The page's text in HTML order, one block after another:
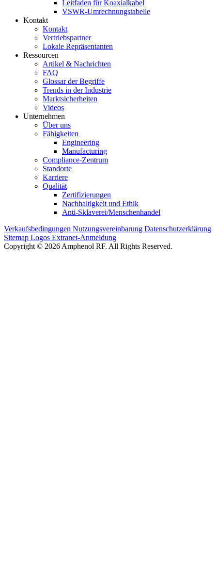
Leitfaden für Koaxialkabel
VSWR-Umrechnungstabelle
Kontakt
Kontakt
Vertriebspartner
Lokale Repräsentanten
Ressourcen
Artikel & Nachrichten
FAQ
Glossar der Begriffe
Trends in der Industrie
Marktsicherheiten
Videos
Unternehmen
Über uns
Fähigkeiten
Engineering
Manufacturing
Compliance-Zentrum
Standorte
Karriere
Qualität
Zertifizierungen
Nachhaltigkeit und Ethik
Anti-Sklaverei/Menschenhandel
Verkaufsbedingungen Nutzungsvereinbarung Datenschutzerklärung
Sitemap Logos Extranet-Anmeldung
Copyright © 2026 Amphenol RF. All Rights Reserved.